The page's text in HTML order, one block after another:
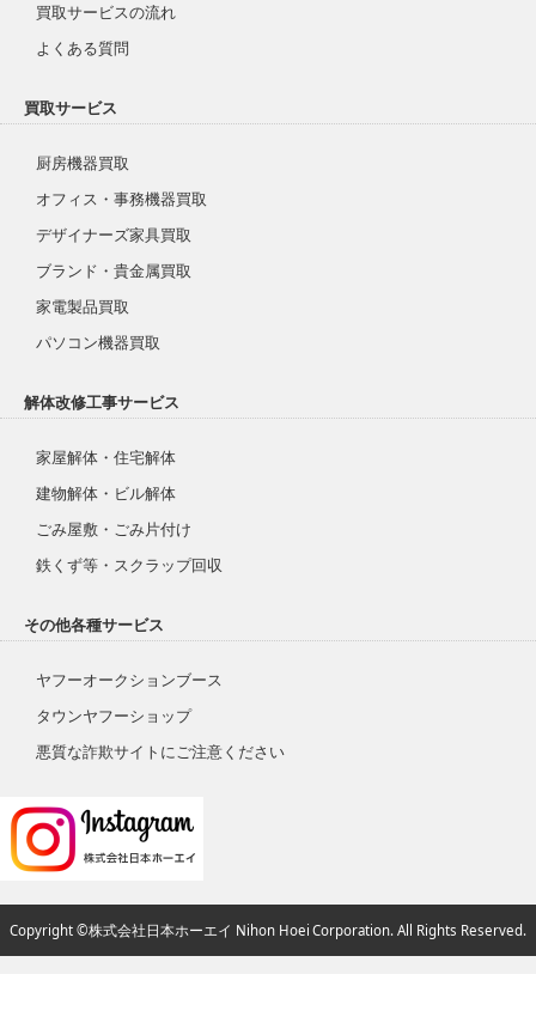
買取サービスの流れ
よくある質問
買取サービス
厨房機器買取
オフィス・事務機器買取
デザイナーズ家具買取
ブランド・貴金属買取
家電製品買取
パソコン機器買取
解体改修工事サービス
家屋解体・住宅解体
建物解体・ビル解体
ごみ屋敷・ごみ片付け
鉄くず等・スクラップ回収
その他各種サービス
ヤフーオークションブース
タウンヤフーショップ
悪質な詐欺サイトにご注意ください
Copyright ©株式会社日本ホーエイ Nihon Hoei Corporation. All Rights Reserved.